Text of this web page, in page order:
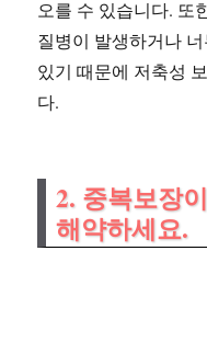
오를 수 있습니다. 또
질병이 발생하거나
있기 때문에 저축성
다.
2. 중복보장
해약하세요.